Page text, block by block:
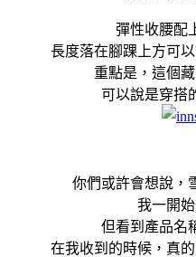
彈性收腰配
長度落在腳踝上方可
重點是，這個
可以說是穿搭
你們或許會想說，
我一開
但看到產品名
在我收到的時候，真